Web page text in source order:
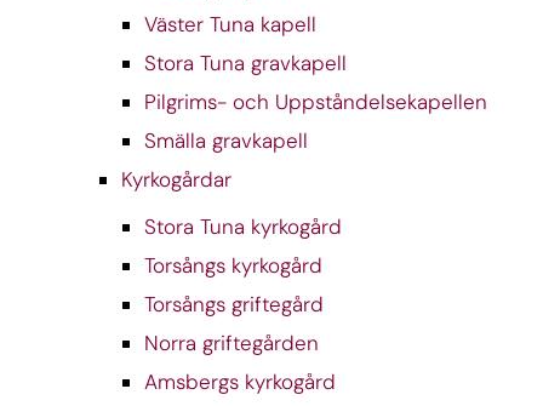
Väster Tuna kapell
Stora Tuna gravkapell
Pilgrims- och Uppståndelsekapellen
Smälla gravkapell
Kyrkogårdar
Stora Tuna kyrkogård
Torsångs kyrkogård
Torsångs griftegård
Norra griftegården
Amsbergs kyrkogård